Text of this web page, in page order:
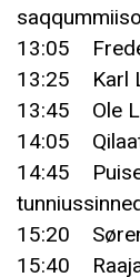
13:05
13:25 Karl
13:45 Ole
14:05
14:45
15:20
15:40